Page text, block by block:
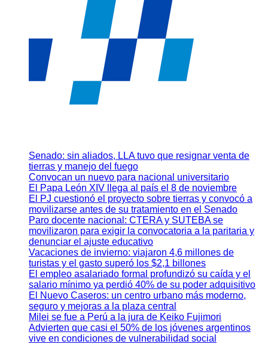
Senado: sin aliados, LLA tuvo que resignar venta de
tierras y manejo del fuego
Convocan un nuevo para nacional universitario
El Papa León XIV llega al país el 8 de noviembre
El PJ cuestionó el proyecto sobre tierras y convocó a
movilizarse antes de su tratamiento en el Senado
Paro docente nacional: CTERA y SUTEBA se
movilizaron para exigir la convocatoria a la paritaria y
denunciar el ajuste educativo
Vacaciones de invierno: viajaron 4,6 millones de
turistas y el gasto superó los $2,1 billones
El empleo asalariado formal profundizó su caída y el
salario mínimo ya perdió 40% de su poder adquisitivo
El Nuevo Caseros: un centro urbano más moderno,
seguro y mejoras a la plaza central
Milei se fue a Perú a la jura de Keiko Fujimori
Advierten que casi el 50% de los jóvenes argentinos
vive en condiciones de vulnerabilidad social